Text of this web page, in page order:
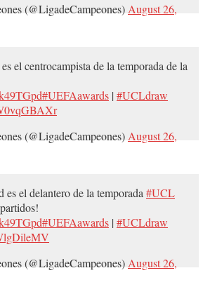
(@LigadeCampeones) August 26,
el centrocampista de la temporada de la
#UEFAawards | #UCLdraw
(@LigadeCampeones) August 26,
es el delantero de la temporada #UCL
#UEFAawards | #UCLdraw
(@LigadeCampeones) August 26,